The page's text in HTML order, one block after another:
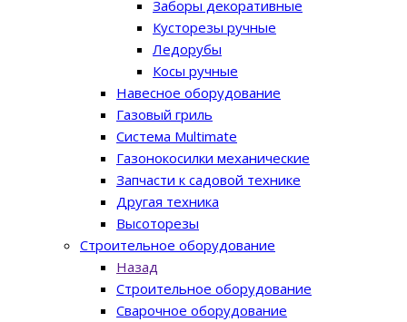
Заборы декоративные
Кусторезы ручные
Ледорубы
Косы ручные
Навесное оборудование
Газовый гриль
Система Multimate
Газонокосилки механические
Запчасти к садовой технике
Другая техника
Высоторезы
Строительное оборудование
Назад
Строительное оборудование
Сварочное оборудование